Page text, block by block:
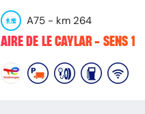
A75 - km 264
AIRE DE LE CAYLAR - SENS 1